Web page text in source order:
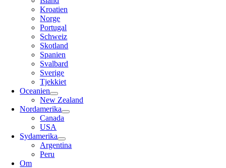
Kroatien
Norge
Portugal
Schweiz
Skotland
Spanien
Svalbard
Sverige
Tjekkiet
Oceanien
New Zealand
Nordamerika
Canada
USA
Sydamerika
Argentina
Peru
Om